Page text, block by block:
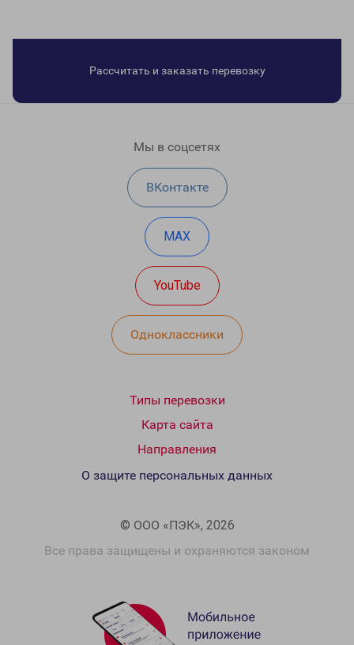
Рассчитать и заказать перевозку
Мы в соцсетях
ВКонтакте
MAX
YouTube
Одноклассники
Типы перевозки
Карта сайта
Направления
© ООО «ПЭК», 2026
Все права защищены и охраняются законом
О защите персональных данных